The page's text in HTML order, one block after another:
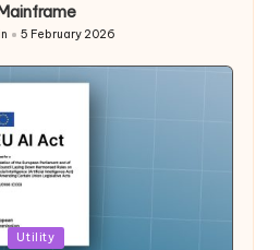
5 February 2026
Utility